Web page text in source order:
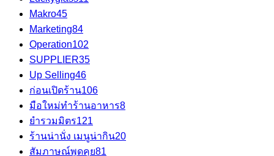
Makro45
Marketing84
Operation102
SUPPLIER35
Up Selling46
ก่อนเปิดร้าน106
มือใหม่ทำร้านอาหาร8
ยำรวมมิตร121
ร้านน่านั่ง เมนูน่ากิน20
สัมภาษณ์พูดคุย81